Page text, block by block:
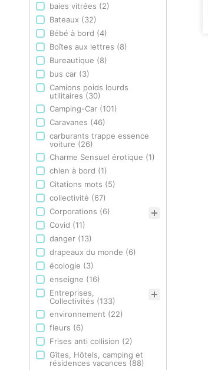
baies vitrées (2)
Bateaux (32)
Bébé à bord (4)
Boîtes aux lettres (8)
Bureautique (8)
bus car (3)
Camions poids lourds
utilitaires(30)
Camping-Car (101)
Caravanes (46)
carburants trappe essence
voiture (26)
Charme Sensuel érotique (1)
chien à bord (1)
Citations mots (5)
collectivité (67)
Corporations (6)
Covid (11)
danger (13)
drapeaux du monde (6)
écologie (3)
enseigne (16)
Entreprises,
Collectivités (133)
environnement (22)
fleurs (6)
Frises anti collision (2)
Gîtes, Hôtels, camping et
résidences vacances (88)